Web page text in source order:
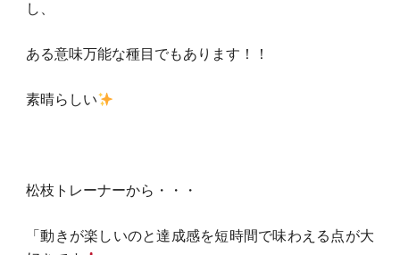
し、
ある意味万能な種目でもあります！！
素晴らしい
松枝トレーナーから・・・
「動きが楽しいのと達成感を短時間で味わえる点が大